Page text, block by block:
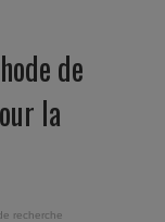
de
la
recherche